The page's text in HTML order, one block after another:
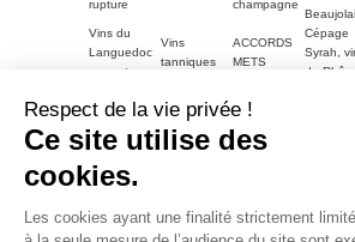
rupture
champagne
Vins du
Languedoc
en rupture
Vins
tanniques
ACCORDS
METS
Cépage
Syrah,
du Rhône
régions en
rupture
Vins
moelleux
LE VIN PAR
GOUTS
Vins de
Bourgogne
en rupture
Vins fruités
Respect de la vie privée !
Ce site utilise des
cookies.
Les cookies ayant une finalité strictement